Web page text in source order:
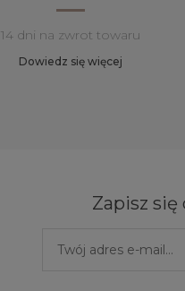
14 dni na zwrot towaru
Dowiedz się więcej
Zapisz